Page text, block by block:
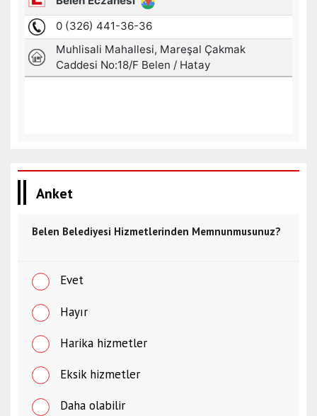
Anket
Belen Belediyesi Hizmetlerinden Memnunmusunuz?
Evet
Hayır
Harika hizmetler
Eksik hizmetler
Daha olabilir